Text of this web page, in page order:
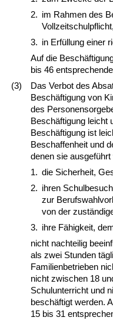
2. im Rahmen des
Vollzeitschulpflicht,
3. in Erfüllung einer
Auf die
bis 46
(3)
Das Verbot des
Beschäftigung von
des
Beschäftigung leicht
Beschäftigung ist
Beschaffenheit und
denen sie ausgeführt
1. die Sicherheit,
2. ihren
zur
von der
3. ihre Fähigkeit,
nicht nachteilig
als zwei Stunden
Familienbetrieben
nicht zwischen 18
Schulunterricht und
beschäftigt werden.
15 bis 31